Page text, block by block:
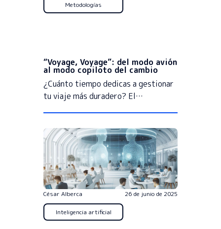
Metodologías
“Voyage, Voyage”: del modo avión
al modo copiloto del cambio
¿Cuánto tiempo dedicas a gestionar
tu viaje más duradero? El…
César Alberca 26 de junio de 2025
Inteligencia artificial